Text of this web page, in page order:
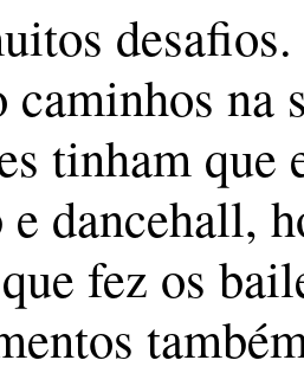
caminhos na
tinham que
e dancehall,
fez os